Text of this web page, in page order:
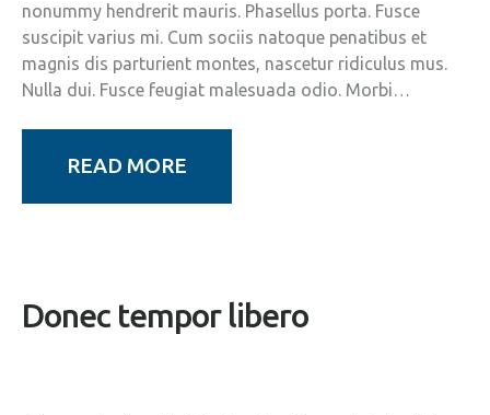
nonummy hendrerit mauris. Phasellus porta. Fusce
suscipit varius mi. Cum sociis natoque penatibus et
magnis dis parturient montes, nascetur ridiculus mus.
Nulla dui. Fusce feugiat malesuada odio. Morbi…
READ MORE
Donec tempor libero